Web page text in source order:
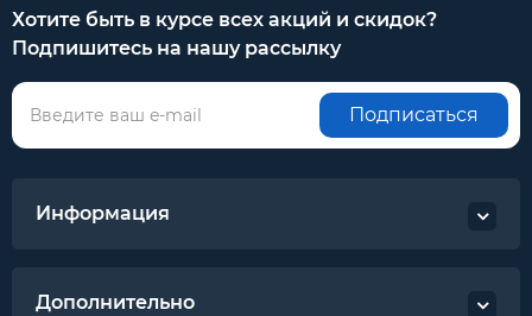
Хотите быть в курсе всех акций и скидок?
Подпишитесь на нашу рассылку
Подписаться
Информация
Дополнительно